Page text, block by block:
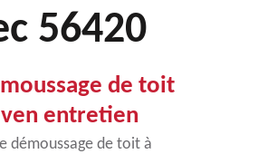
56420
de toit
entretien
démoussage de toit à